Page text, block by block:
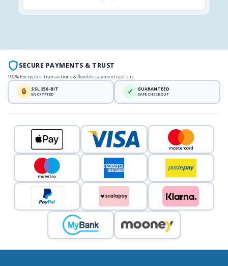
SECURE PAYMENTS & TRUST
100% Encrypted transactions & flexible payment options
🔒 SSL 256-BIT
ENCRYPTED ✓ GUARANTEED
SAFE CHECKOUT